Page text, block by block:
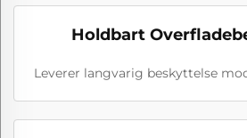
Holdbart
Leverer langvarig beskyttelse